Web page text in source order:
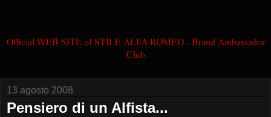
Official WEB SITE of STILE ALFA ROMEO - Brand Ambassador
Club
13 agosto 2008
Pensiero di un Alfista...